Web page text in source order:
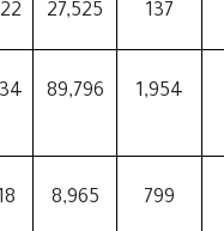
137
27,525
1,954
89,796
799
8,965